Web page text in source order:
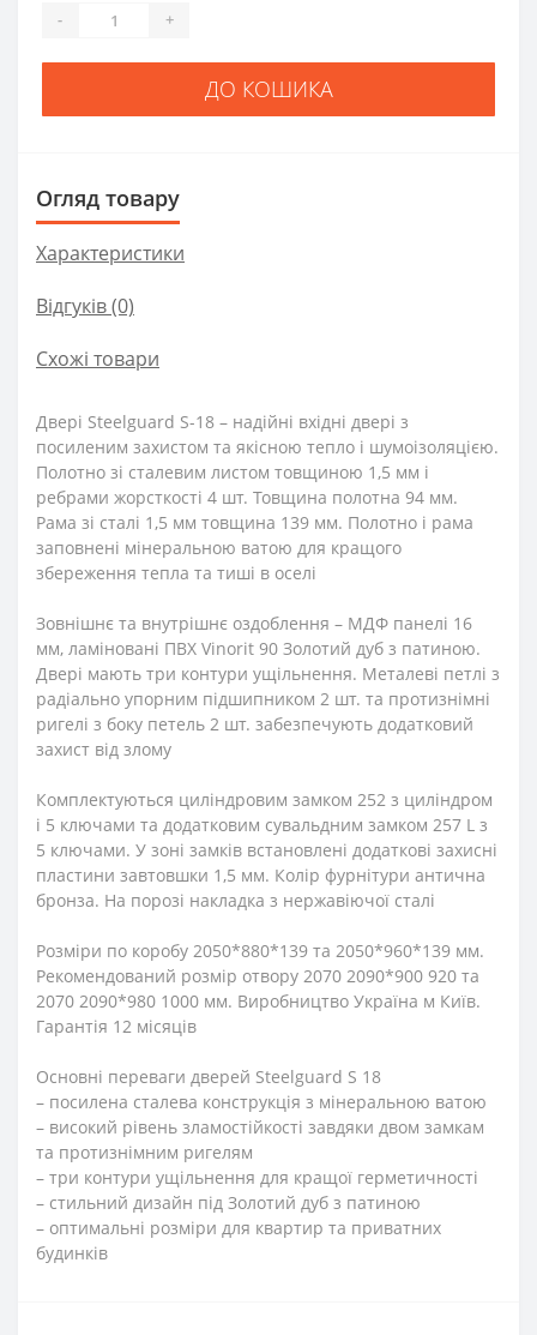
- +
ДО КОШИКА
Огляд товару
Характеристики
Відгуків (0)
Схожі товари
Двері Steelguard S-18 – надійні вхідні двері з
посиленим захистом та якісною тепло і шумоізоляцією.
Полотно зі сталевим листом товщиною 1,5 мм і
ребрами жорсткості 4 шт. Товщина полотна 94 мм.
Рама зі сталі 1,5 мм товщина 139 мм. Полотно і рама
заповнені мінеральною ватою для кращого
збереження тепла та тиші в оселі
Зовнішнє та внутрішнє оздоблення – МДФ панелі 16
мм, ламіновані ПВХ Vinorit 90 Золотий дуб з патиною.
Двері мають три контури ущільнення. Металеві петлі з
радіально упорним підшипником 2 шт. та протизнімні
ригелі з боку петель 2 шт. забезпечують додатковий
захист від злому
Комплектуються циліндровим замком 252 з циліндром
і 5 ключами та додатковим сувальдним замком 257 L з
5 ключами. У зоні замків встановлені додаткові захисні
пластини завтовшки 1,5 мм. Колір фурнітури антична
бронза. На порозі накладка з нержавіючої сталі
Розміри по коробу 2050*880*139 та 2050*960*139 мм.
Рекомендований розмір отвору 2070 2090*900 920 та
2070 2090*980 1000 мм. Виробництво Україна м Київ.
Гарантія 12 місяців
Основні переваги дверей Steelguard S 18
– посилена сталева конструкція з мінеральною ватою
– високий рівень зламостійкості завдяки двом замкам
та протизнімним ригелям
– три контури ущільнення для кращої герметичності
– стильний дизайн під Золотий дуб з патиною
– оптимальні розміри для квартир та приватних
будинків